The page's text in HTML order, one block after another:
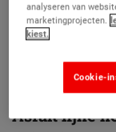
Asfalt fijne
analyseren van
marketingprojecten.
kiest.
Cookie-